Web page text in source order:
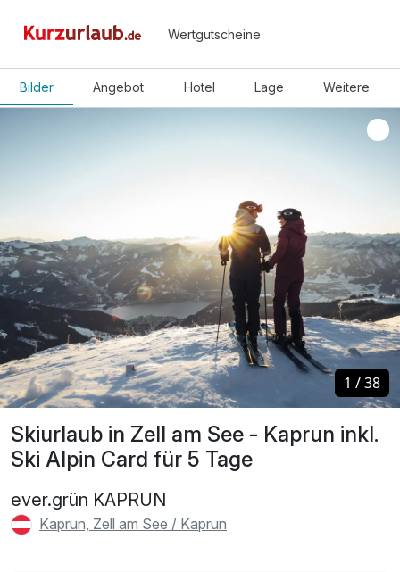
Wertgutscheine
Bilder Angebot Hotel Lage Weitere
Skiurlaub in Zell am See - Kaprun inkl.
Ski Alpin Card für 5 Tage
ever.grün KAPRUN
Kaprun, Zell am See / Kaprun
1 /38
1 /38